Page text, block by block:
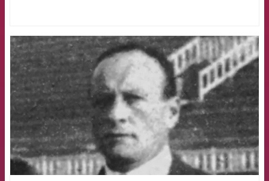
FCB Barcelona badge